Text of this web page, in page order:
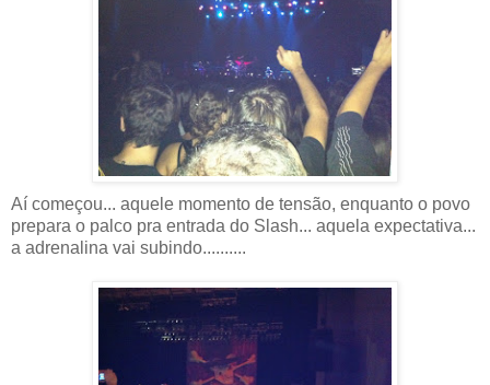
Aí começou... aquele momento de tensão, enquanto o povo
prepara o palco pra entrada do Slash... aquela expectativa...
a adrenalina vai subindo..........